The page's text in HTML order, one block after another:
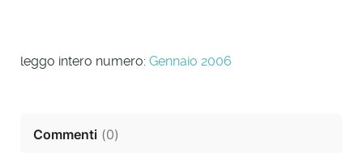
leggo intero numero: Gennaio 2006
Commenti (0)